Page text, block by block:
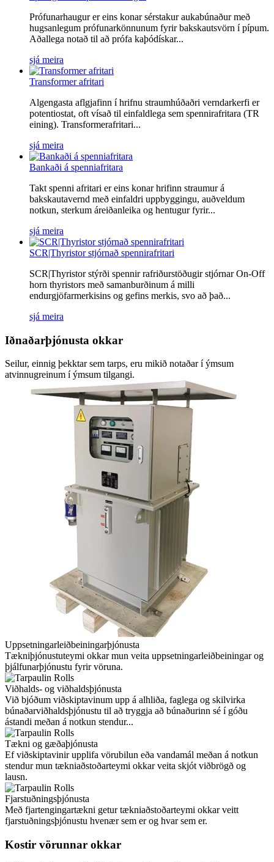
Prófunarhaugur er eins konar sérstakur aukabúnaður með
hugsanlegum prófunarkönnunum fyrir bakskautsvörn í pípum.
Aðallega notað til að prófa kaþódískar...
sjá meira
Transformer afritari
Algengasta aflgjafinn í hrifnu straumhúðaðri verndarkerfi er
potentiostat, oft vísað til einfaldlega sem spennirafritara (TR
eining). Transformerafritari...
sjá meira
Bankaði á spenniafritara
Takt spenni afritari er eins konar hrifinn straumur á
bakskautavernd með einfaldri uppbyggingu, auðveldum
notkun, sterkum áreiðanleika og hentugur fyrir...
sjá meira
SCR|Thyristor stjórnað spennirafritari
SCR|Thyristor stýrði spennir rafriðurstöðugir stjórnar On-Off
horn thyristors með samanburðinum á milli
endurgjöfarmerkisins og gefins merkis, svo að það...
sjá meira
Iðnaðarþjónusta okkar
Seilur, einnig þekktar sem tarps, eru mikið notaðar í ýmsum
atvinnugreinum í ýmsum tilgangi.
Uppsetningarleiðbeiningarþjónusta
Tækniþjónustuteymi okkar mun veita uppsetningarleiðbeiningar og
þjálfunarþjónustu fyrir vöruna.
Viðhalds- og viðhaldsþjónusta
Við bjóðum viðskiptavinum upp á alhliða, faglega og skilvirka
búnaðarviðhaldsþjónustu til að tryggja að búnaðurinn sé í góðu
ástandi meðan á notkun stendur...
Tækni og gæðaþjónusta
Ef viðskiptavinir upplifa vörubilun eða vandamál meðan á notkun
stendur mun tækniaðstoðarteymi okkar veita skjót viðbrögð og
lausn.
Fjarstuðningsþjónusta
Með fjartengingartækni getur tækniaðstoðarteymi okkar veitt
fjarstuðningsþjónustu hvenær sem er og hvar sem er.
Kostir vörunnar okkar